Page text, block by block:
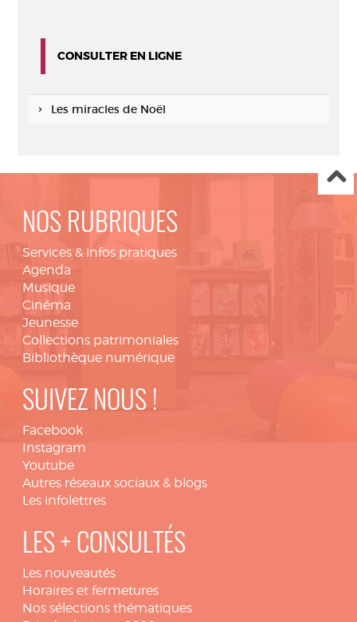
CONSULTER EN LIGNE
Les miracles de Noël
NOS RUBRIQUES
Services & infos pratiques
Agenda
Musique
Cinéma
Jeunesse
Collections patrimoniales
Bibliothèque numérique
SUIVEZ NOUS !
Facebook
Instagram
Youtube
Autres réseaux sociaux & blogs
Les infolettres
LES + CONSULTÉS
Les nouveautés
Horaires et fermetures
Nos sélections thématiques